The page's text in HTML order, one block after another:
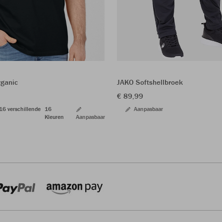
verschillende 16
Kleuren
Aanpasbaar
JAKO Softshellbroek
€ 89,99
Aanpasbaar